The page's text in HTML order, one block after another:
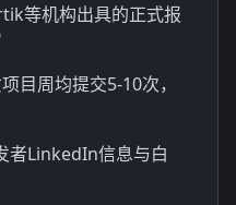
等机构出具的正式报
目周均提交5-10次，
者LinkedIn信息与白